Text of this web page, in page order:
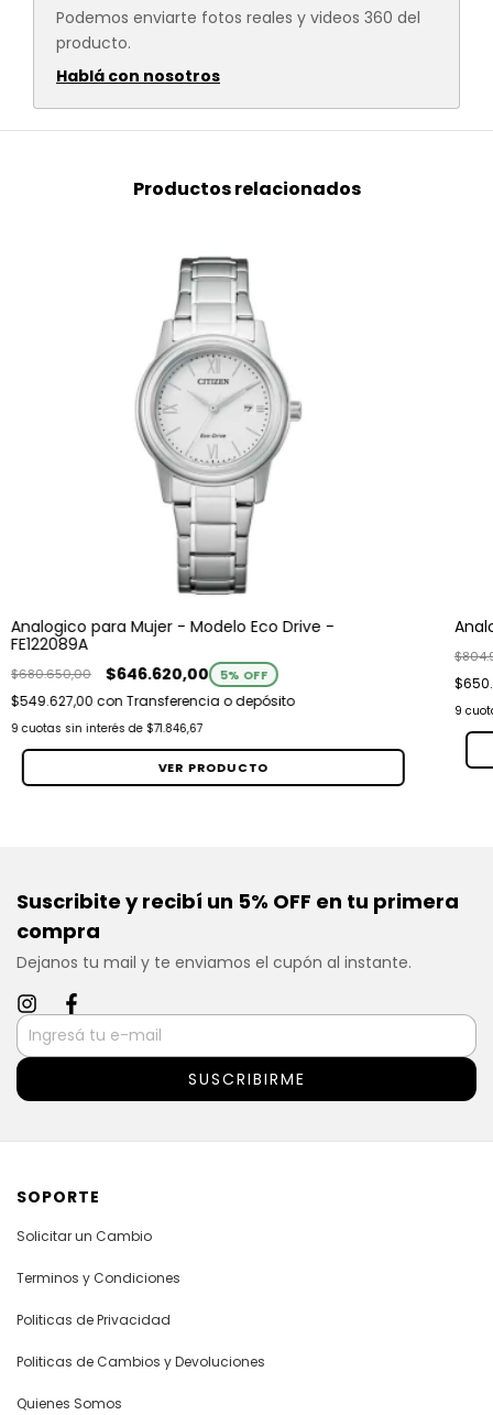
Podemos enviarte fotos reales y videos 360 del
producto.
Hablá con nosotros
Productos relacionados
Analogico para Mujer - Modelo Eco Drive -
FE122089A
$680.650,00 $646.620,00 5% OFF
$549.627,00 con Transferencia o depósito
9 cuotas sin interés de $71.846,67
VER PRODUCTO
9
Suscribite y recibí un 5% OFF en tu primera
compra
Dejanos tu mail y te enviamos el cupón al instante.
SOPORTE
Solicitar un Cambio
Terminos y Condiciones
Politicas de Privacidad
Politicas de Cambios y Devoluciones
Quienes Somos